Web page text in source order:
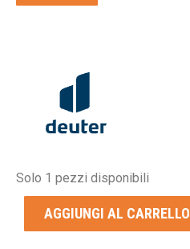
Solo 1 pezzi disponibili
AGGIUNGI AL CARRELLO